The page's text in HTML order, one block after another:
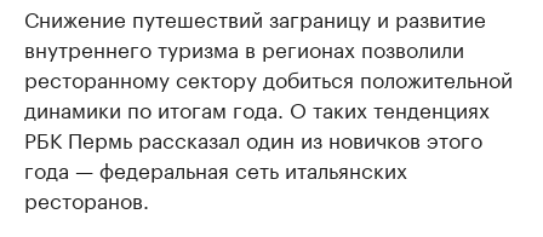
Снижение путешествий заграницу и развитие
внутреннего туризма в регионах позволили
ресторанному сектору добиться положительной
динамики по итогам года. О таких тенденциях
РБК Пермь рассказал один из новичков этого
года — федеральная сеть итальянских
ресторанов.